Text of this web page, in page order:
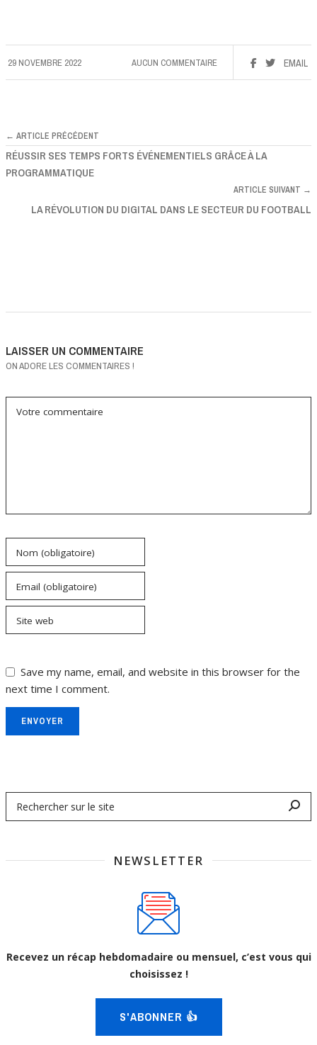
29 NOVEMBRE 2022 EMAIL
AUCUN COMMENTAIRE
← ARTICLE PRÉCÉDENT
RÉUSSIR SES TEMPS FORTS ÉVÉNEMENTIELS GRÂCE À LA
PROGRAMMATIQUE
ARTICLE SUIVANT →
LA RÉVOLUTION DU DIGITAL DANS LE SECTEUR DU FOOTBALL
LAISSER UN COMMENTAIRE
ON ADORE LES COMMENTAIRES !
Votre commentaire
Nom (obligatoire)
Email (obligatoire)
Site web
Save my name, email, and website in this browser for the
next time I comment.
ENVOYER
NEWSLETTER
Recevez un récap hebdomadaire ou mensuel, c’est vous qui
choisissez !
S'ABONNER 👍